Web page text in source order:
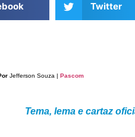
Twitter
Jefferson Souza | Pascom
Tema, lema e cartaz